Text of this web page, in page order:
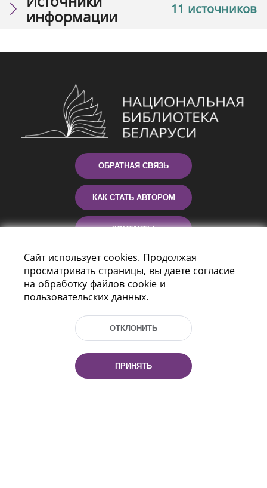
11 источников
информации
ОБРАТНАЯ СВЯЗЬ
КАК СТАТЬ АВТОРОМ
КОНТАКТЫ
ПОМОЩЬ
Пр-т Независимости 116
Сайт использует cookies. Продолжая
просматривать страницы, вы даете согласие
на обработку файлов cookie и
пользовательских данных.
ОТКЛОНИТЬ
ПРИНЯТЬ